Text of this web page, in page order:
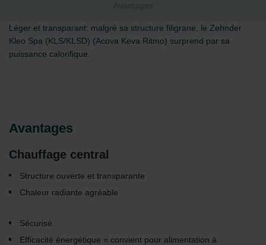
Avantages
Léger et transparant: malgré sa structure filigrane, le Zehnder
Kleo Spa (KLS/KLSD) (Acova Keva Ritmo) surprend par sa
puissance calorifique.
Avantages
Chauffage central
Structure ouverte et transparante
Chaleur radiante agréable
Sécurisé
Efficacité énergétique = convient pour alimentation à